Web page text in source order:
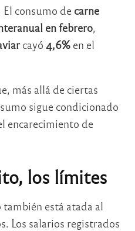
consumo de carne
en febrero,
cayó 4,6% en el
más allá de ciertas
sigue condicionado
encarecimiento de
los límites
está atada al
Los salarios registrados